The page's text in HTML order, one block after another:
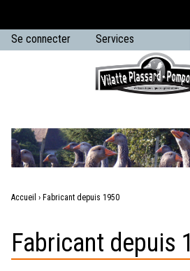
Aller au contenu
r
m
e
u
Se connecter Services
Vous
êtes
Accueil › Fabricant depuis 1950
Fabricant depuis